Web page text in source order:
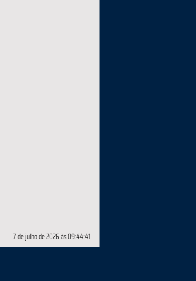
7 de julho de 2026 às 09:44:41